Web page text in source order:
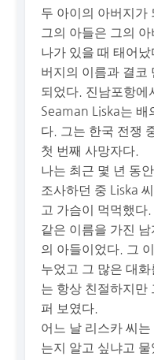
두 아이의 아버지가
그의 아들은 그의
나가 있을 때 태어
버지의 이름과 결코
되었다. 진남포항에
Seaman Liska는 배
다. 그는 한국 전쟁
첫 번째 사망자다.
나는 최근 몇 년 동
조사하던 중 Liska
고 가슴이 먹먹했다
같은 이름을 가진
의 아들이었다. 그
누었고 그 많은 대
는 항상 친절하지만
퍼 보였다.
어느 날 리스카 씨
는지 알고 싶냐고 물